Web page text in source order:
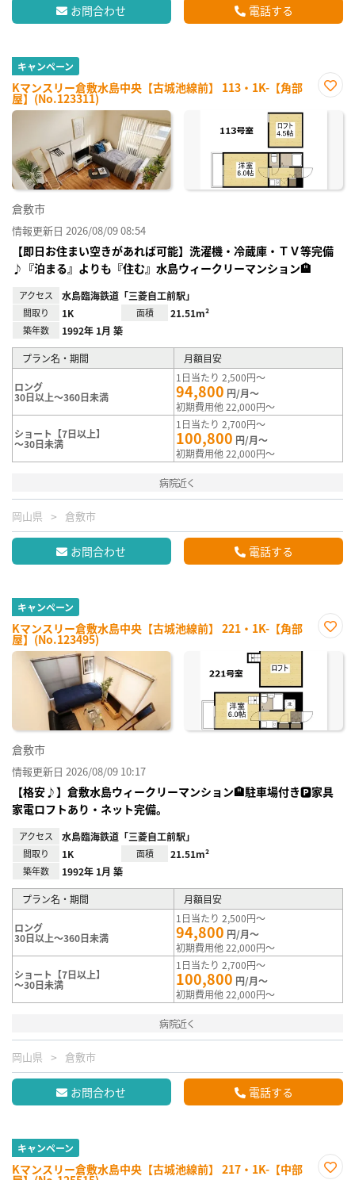
お問合わせ 電話する
キャンペーン
Kマンスリー倉敷水島中央【古城池線前】 113・1K-【角部
屋】(No.123311)
に入
倉敷市
情報更新日 2026/08/09 08:54
【即日お住まい空きがあれば可能】洗濯機・冷蔵庫・ＴＶ等完備
♪『泊まる』よりも『住む』水島ウィークリーマンション🏨
アクセス 水島臨海鉄道「三菱自工前駅」
間取り 1K 面積 21.51m²
築年数 1992年 1月 築
プラン名・期間 月額目安
ロング
30日以上～360日未満
1日当たり 2,500円～
94,800 円/月～
初期費用他 22,000円～
ショート【7日以上】
～30日未満
1日当たり 2,700円～
100,800 円/月～
初期費用他 22,000円～
病院近く
岡山県 倉敷市
お問合わせ 電話する
キャンペーン
Kマンスリー倉敷水島中央【古城池線前】 221・1K-【角部
屋】(No.123495)
に入
倉敷市
情報更新日 2026/08/09 10:17
【格安♪】倉敷水島ウィークリーマンション🏨駐車場付き🅿家具
家電ロフトあり・ネット完備。
アクセス 水島臨海鉄道「三菱自工前駅」
間取り 1K 面積 21.51m²
築年数 1992年 1月 築
プラン名・期間 月額目安
ロング
30日以上～360日未満
1日当たり 2,500円～
94,800 円/月～
初期費用他 22,000円～
ショート【7日以上】
～30日未満
1日当たり 2,700円～
100,800 円/月～
初期費用他 22,000円～
病院近く
岡山県 倉敷市
お問合わせ 電話する
キャンペーン
Kマンスリー倉敷水島中央【古城池線前】 217・1K-【中部